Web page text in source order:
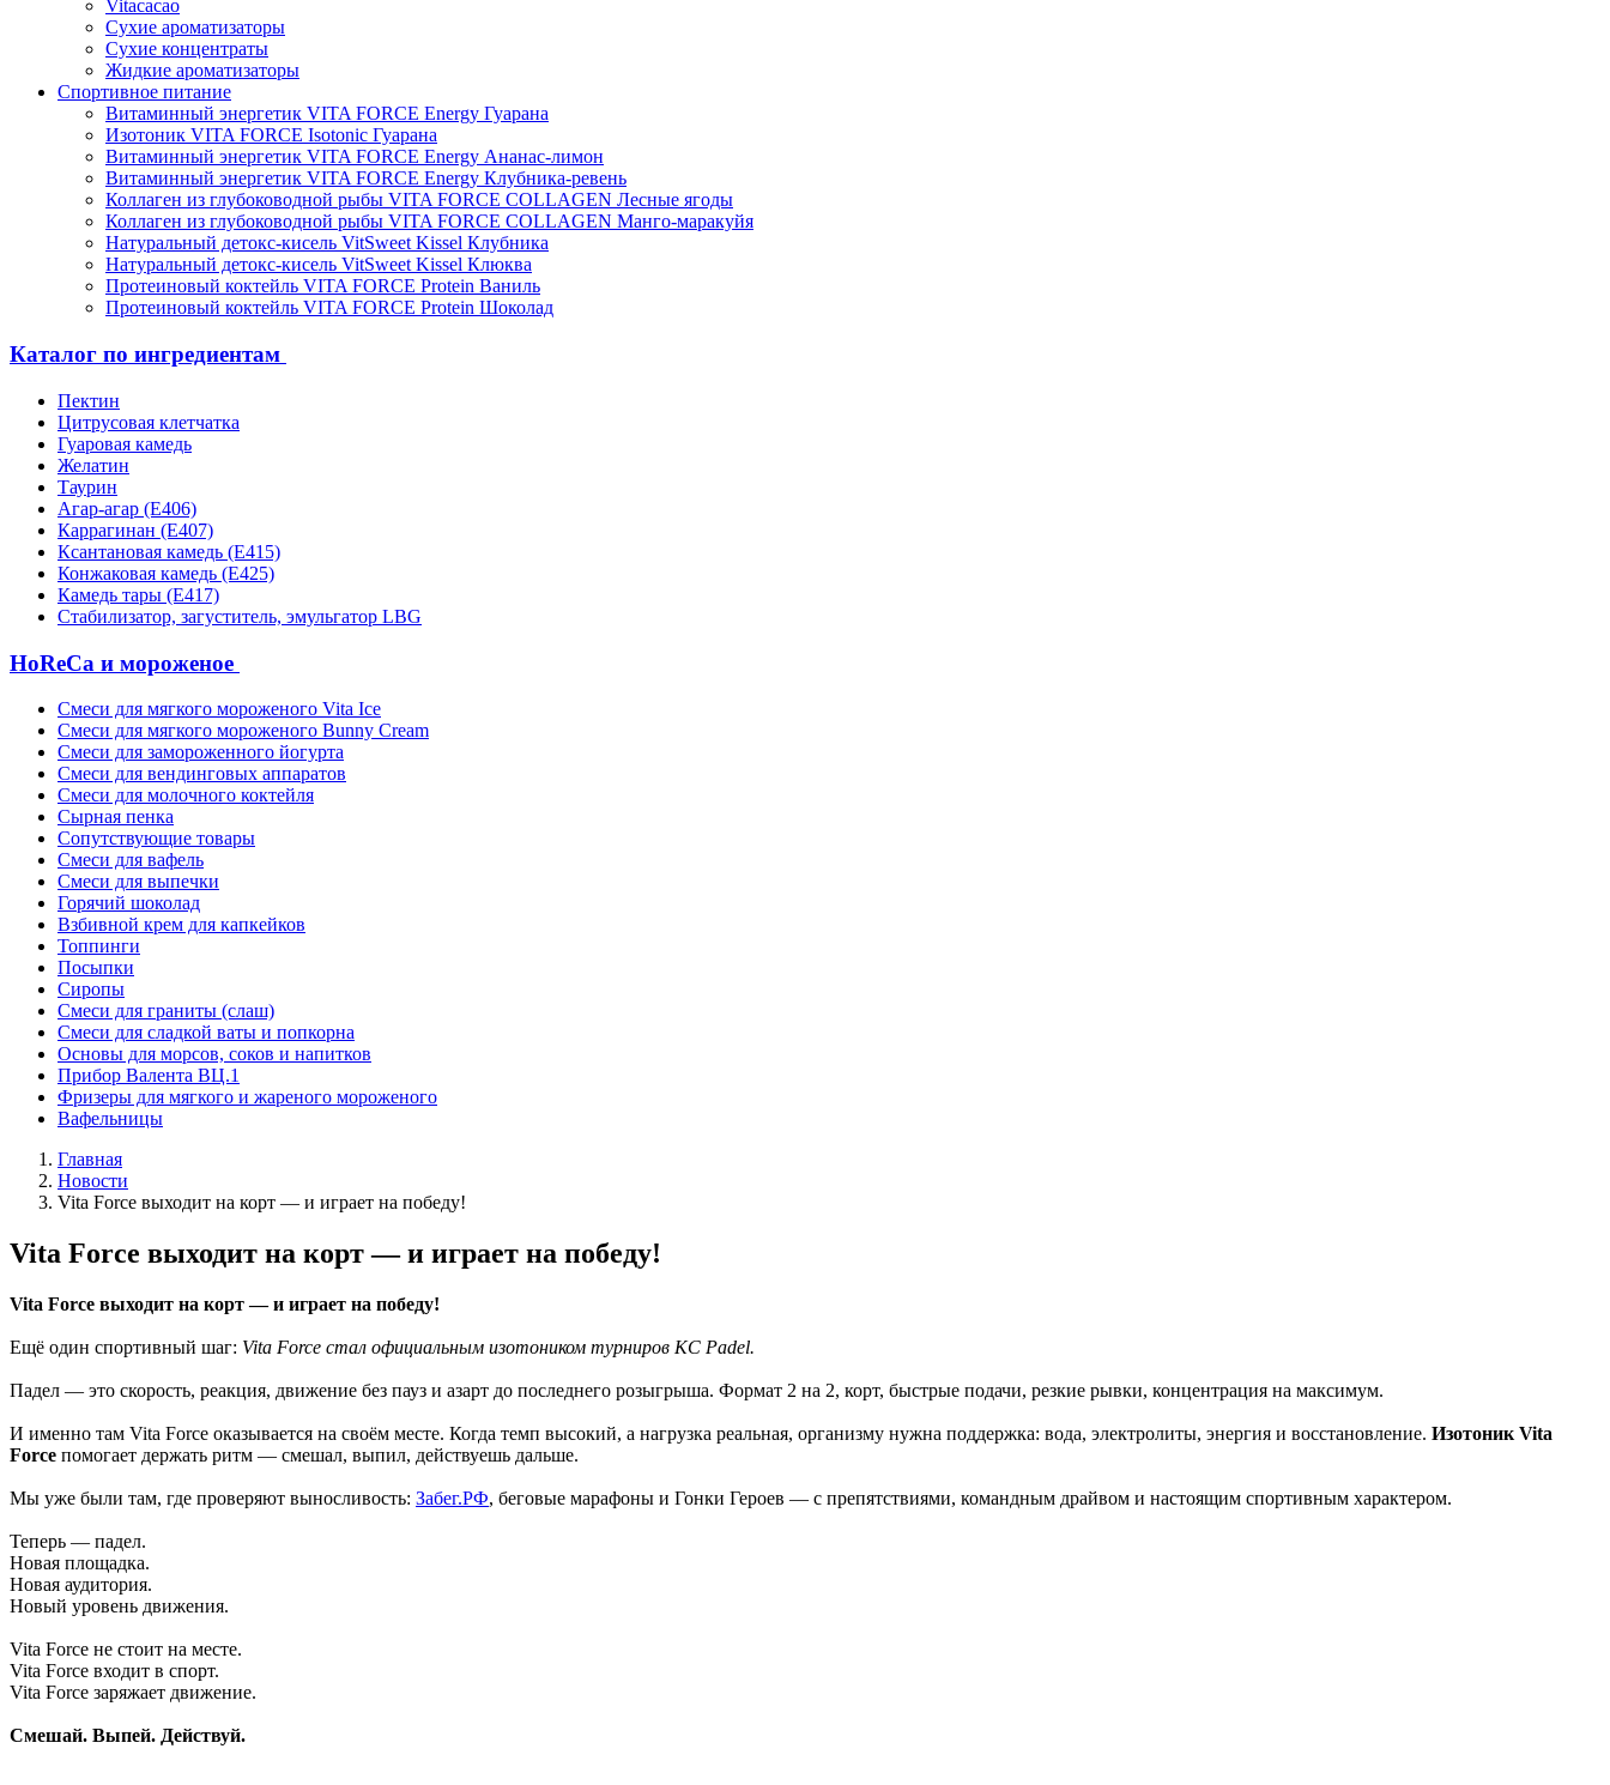
Vitacacao
Сухие ароматизаторы
Сухие концентраты
Жидкие ароматизаторы
Спортивное питание
Витаминный энергетик VITA FORCE Energy Гуарана
Изотоник VITA FORCE Isotonic Гуарана
Витаминный энергетик VITA FORCE Energy Ананас-лимон
Витаминный энергетик VITA FORCE Energy Клубника-ревень
Коллаген из глубоководной рыбы VITA FORCE COLLAGEN Лесные ягоды
Коллаген из глубоководной рыбы VITA FORCE COLLAGEN Манго-маракуйя
Натуральный детокс-кисель VitSweet Kissel Клубника
Натуральный детокс-кисель VitSweet Kissel Клюква
Протеиновый коктейль VITA FORCE Protein Ваниль
Протеиновый коктейль VITA FORCE Protein Шоколад
Каталог по ингредиентам
Пектин
Цитрусовая клетчатка
Гуаровая камедь
Желатин
Таурин
Агар-агар (Е406)
Каррагинан (Е407)
Ксантановая камедь (Е415)
Конжаковая камедь (Е425)
Камедь тары (Е417)
Стабилизатор, загуститель, эмульгатор LBG
HoReCa и мороженое
Смеси для мягкого мороженого Vita Ice
Смеси для мягкого мороженого Bunny Cream
Смеси для замороженного йогурта
Смеси для вендинговых аппаратов
Смеси для молочного коктейля
Сырная пенка
Сопутствующие товары
Смеси для вафель
Смеси для выпечки
Горячий шоколад
Взбивной крем для капкейков
Топпинги
Посыпки
Сиропы
Смеси для граниты (слаш)
Смеси для сладкой ваты и попкорна
Основы для морсов, соков и напитков
Прибор Валента ВЦ.1
Фризеры для мягкого и жареного мороженого
Вафельницы
Главная
Новости
Vita Force выходит на корт — и играет на победу!
Vita Force выходит на корт — и играет на победу!
Vita Force выходит на корт — и играет на победу!
Ещё один спортивный шаг: Vita Force стал официальным изотоником турниров KC Padel.
Падел — это скорость, реакция, движение без пауз и азарт до последнего розыгрыша. Формат 2 на 2, корт, быстрые подачи, резкие рывки, концентрация на максимум.
И именно там Vita Force оказывается на своём месте. Когда темп высокий, а нагрузка реальная, организму нужна поддержка: вода, электролиты, энергия и восстановление. Изотоник Vita
Force помогает держать ритм — смешал, выпил, действуешь дальше.
Мы уже были там, где проверяют выносливость: Забег.РФ, беговые марафоны и Гонки Героев — с препятствиями, командным драйвом и настоящим спортивным характером.
Теперь — падел.
Новая площадка.
Новая аудитория.
Новый уровень движения.
Vita Force не стоит на месте.
Vita Force входит в спорт.
Vita Force заряжает движение.
Смешай. Выпей. Действуй.